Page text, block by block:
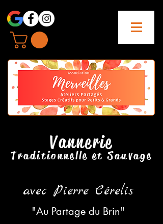
Vannerie
Traditionnelle et Sauvage
avec Pierre Cérelis
"Au Partage du Brin"